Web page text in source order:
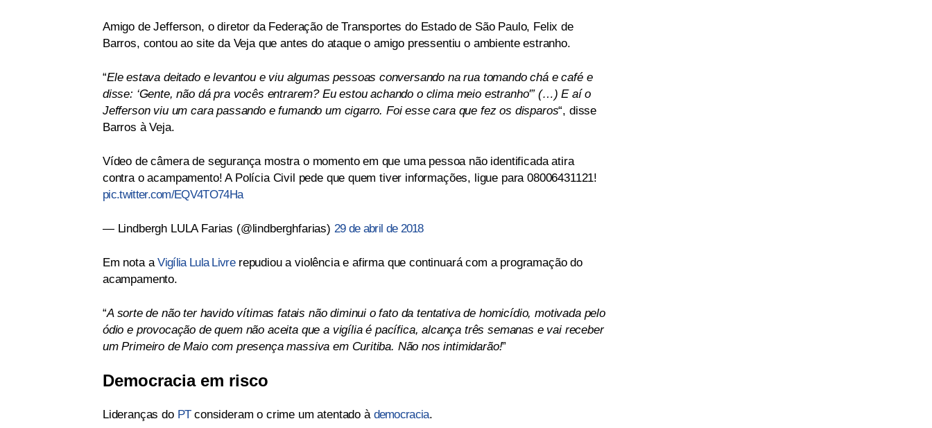
Amigo de Jefferson, o diretor da Federação de Transportes do Estado de São Paulo, Felix de
Barros, contou ao site da Veja que antes do ataque o amigo pressentiu o ambiente estranho.
“Ele estava deitado e levantou e viu algumas pessoas conversando na rua tomando chá e café e
disse: ‘Gente, não dá pra vocês entrarem? Eu estou achando o clima meio estranho'” (…) E aí o
Jefferson viu um cara passando e fumando um cigarro. Foi esse cara que fez os disparos“, disse
Barros à Veja.
Vídeo de câmera de segurança mostra o momento em que uma pessoa não identificada atira
contra o acampamento! A Polícia Civil pede que quem tiver informações, ligue para 08006431121!
pic.twitter.com/EQV4TO74Ha
— Lindbergh LULA Farias (@lindberghfarias) 29 de abril de 2018
Em nota aVigília Lula Livrerepudiou a violência e afirma que continuará com a programação do
acampamento.
“A sorte de não ter havido vítimas fatais não diminui o fato da tentativa de homicídio, motivada pelo
ódio e provocação de quem não aceita que a vigília é pacífica, alcança três semanas e vai receber
um Primeiro de Maio com presença massiva em Curitiba. Não nos intimidarão!”
Democracia em risco
Lideranças do PTconsideram o crime um atentado à democracia.